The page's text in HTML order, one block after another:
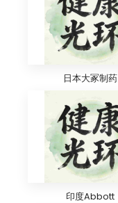
日本大冢制药
印度Abbott